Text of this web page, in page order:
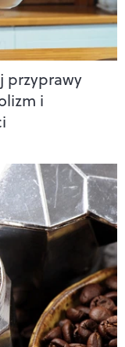
przyprawy
i